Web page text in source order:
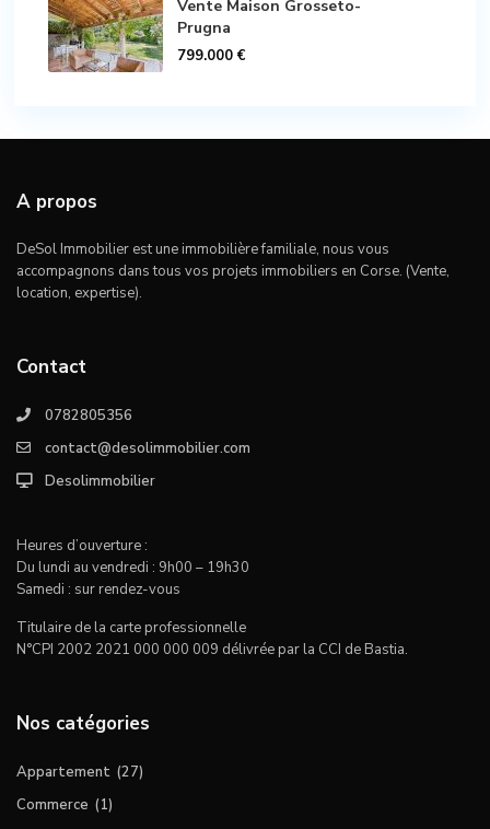
Vente Maison Grosseto-
Prugna
799.000 €
A propos
DeSol Immobilier est une immobilière familiale, nous vous
accompagnons dans tous vos projets immobiliers en Corse. (Vente,
location, expertise).
Contact
0782805356
contact@desolimmobilier.com
Desolimmobilier
Heures d’ouverture :
Du lundi au vendredi : 9h00 – 19h30
Samedi : sur rendez-vous
Titulaire de la carte professionnelle
N°CPI 2002 2021 000 000 009 délivrée par la CCI de Bastia.
Nos catégories
Appartement (27)
Commerce (1)